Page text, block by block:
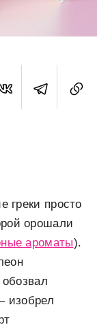
греки просто
орошали
ароматы).
изобрел